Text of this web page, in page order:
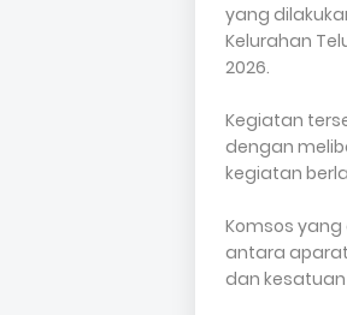
yang
Kelurahan
2026.
Kegiatan
dengan
kegiatan
Komsos
antara
dan